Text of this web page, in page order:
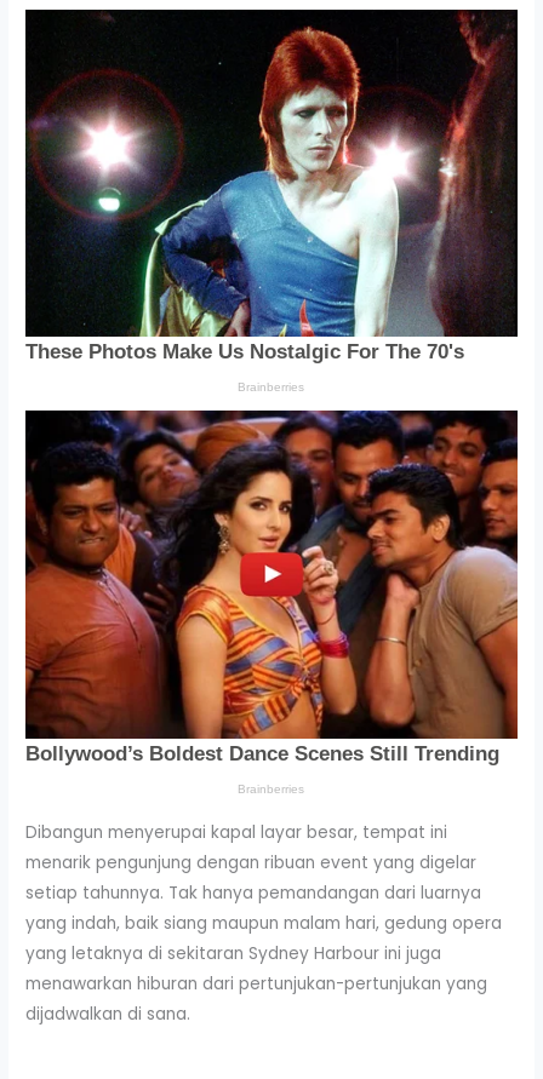
Dibangun menyerupai kapal layar besar, tempat ini
menarik pengunjung dengan ribuan event yang digelar
setiap tahunnya. Tak hanya pemandangan dari luarnya
yang indah, baik siang maupun malam hari, gedung opera
yang letaknya di sekitaran Sydney Harbour ini juga
menawarkan hiburan dari pertunjukan-pertunjukan yang
dijadwalkan di sana.